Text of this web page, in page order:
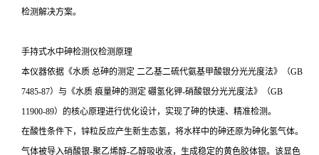
检测解决方案。
手持式水中砷检测仪检测原理
本仪器依据《水质 总砷的测定 二乙基二硫代氨基甲酸银分光光度法》（GB
7485-87）与《水质 痕量砷的测定 硼氢化钾-硝酸银分光光度法》（GB
11900-89）的核心原理进行优化设计，实现了砷的快速、精准检测。
在酸性条件下，锌粒反应产生新生态氢，将水样中的砷还原为砷化氢气体。
气体被导入硝酸银-聚乙烯醇-乙醇吸收液，生成稳定的黄色胶体银。该显色